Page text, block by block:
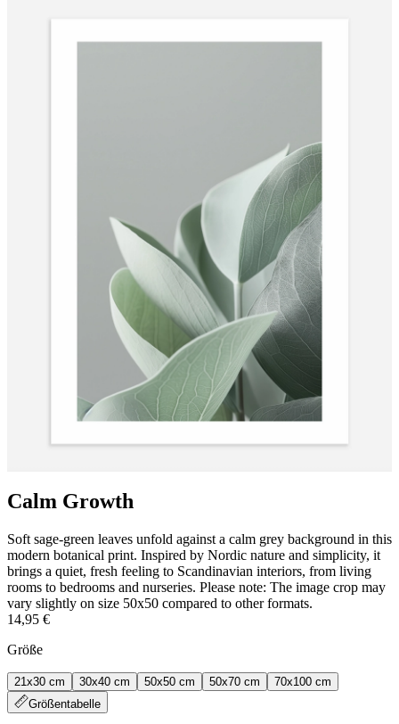
Calm Growth
Soft sage-green leaves unfold against a calm grey background in this
modern botanical print. Inspired by Nordic nature and simplicity, it
brings a quiet, fresh feeling to Scandinavian interiors, from living
rooms to bedrooms and nurseries. Please note: The image crop may
vary slightly on size 50x50 compared to other formats.
14,95 €
Größe
21x30 cm 30x40 cm 50x50 cm 50x70 cm
70x100 cm
Größentabelle